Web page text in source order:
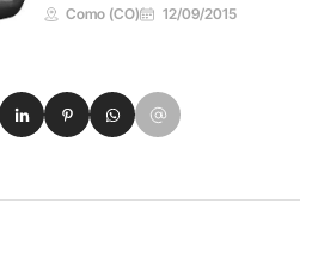
Como (CO) 12/09/2015
Facebook
su X
Condividi su LinkedIn
Condividi su Pinterest
Condividi su WhatsApp
Condividi su Email